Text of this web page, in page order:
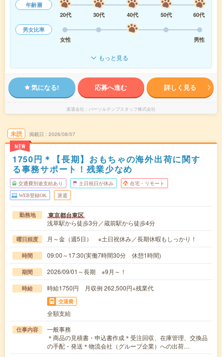
年齢層
20代
30代 40代 50代
60代
男女比率
女性
男性
もっと見る
気になる! 応募へ進む 詳しく見る
派遣会社 パーソルテンプスタッフ株式会社
未読
NEW
掲載日 2026/08/07
1750円＊【長期】おもちゃの海外出荷に関す
る事務サポート！残業少なめ
交通費別途支給あり 土日祝日が休み 在宅・リモート
WEB登録OK 派遣
勤務地 東京都台東区
浅草駅から徒歩3分／蔵前駅から徒歩4分
曜日頻度 月～金（週5日） ※土日祝休み／長期休暇もしっかり！
時間 09:00～17:30(実働7時間30分 休憩1時間)
期間 2026/09/01～長期 ※9月～！
時給 時給1750円 月収例 262,500円+残業代
交通費
全額支給
仕事内容
一般事務
＊商品の見積書・申込書作成＊受注回収、在庫管理、交換品
の手配・発送＊物流会社（グループ企業）への出荷…